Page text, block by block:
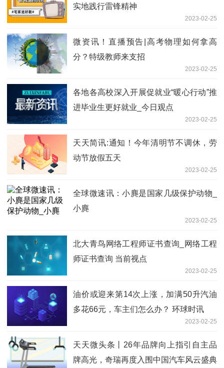
实地践行雷锋精神
2023-02-25
微资讯！直播预告|高考物理如何拿高
分？特级教师来支招
2023-02-25
各地各高校深入开展促就业“暖心行动”推
进毕业生更好就业_今日观点
2023-02-25
天天简讯:通知！今年清明节不调休，劳
动节放假五天
2023-02-25
全球微速讯：小麂是国家几级保护动物_
小麂
2023-02-25
北大青鸟网络工程师证书查询_网络工程
师证书查询 当前视点
2023-02-25
油价或迎来第14次上涨，加满50升汽油
多花66元，车主们怎么办？ 环球时讯
2023-02-25
天天微头条丨26年品牌向上指引自主品
牌高光，奇瑞再度入围中国汽车风云盛典